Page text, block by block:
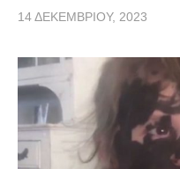
14 ΔΕΚΕΜΒΡΊΟΥ, 2023